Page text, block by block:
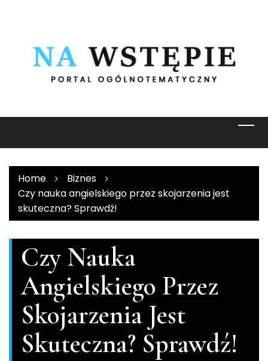
Home
Biznes
Czy nauka angielskiego przez skojarzenia jest
skuteczna? Sprawdź!
Czy Nauka
Angielskiego Przez
Skojarzenia Jest
Skuteczna? Sprawdź!